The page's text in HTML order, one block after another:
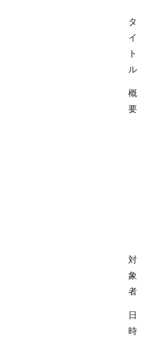
タ
イ
ト
ル
概
要
対
象
者
日
時